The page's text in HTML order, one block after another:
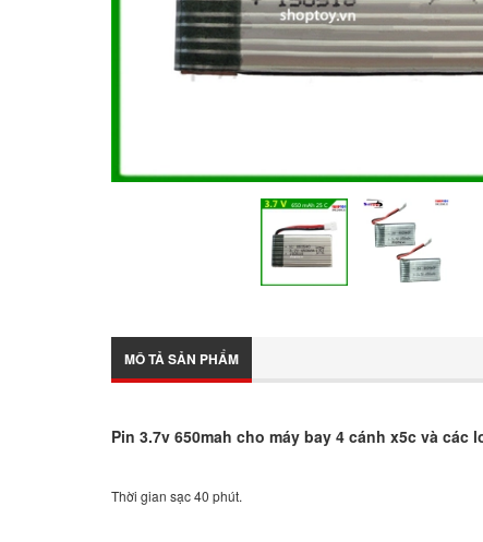
MÔ TẢ SẢN PHẨM
Pin 3.7v 650mah cho máy bay 4 cánh x5c và các
Thời gian sạc 40 phút.